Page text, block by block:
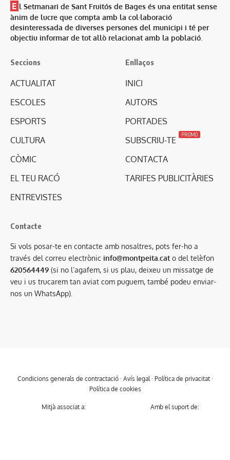
E l Setmanari de Sant Fruitós de Bages és una entitat sense
ànim de lucre que compta amb la col·laboració
desinteressada de diverses persones del municipi i té per
objectiu informar de tot allò relacionat amb la població.
Seccions
ACTUALITAT
ESCOLES
ESPORTS
CULTURA
CÒMIC
EL TEU RACÓ
ENTREVISTES
Enllaços
INICI
AUTORS
PORTADES
SUBSCRIU-TE
PROMO
CONTACTA
TARIFES PUBLICITÀRIES
Contacte
Si vols posar-te en contacte amb nosaltres, pots fer-ho a
través del correu electrònic info@montpeita.cat o del telèfon
620564449 (si no l’agafem, si us plau, deixeu un missatge de
veu i us trucarem tan aviat com puguem, també podeu enviar-
nos un WhatsApp).
Condicions generals de contractació· Avís legal · Política de privacitat·
Política de cookies
Mitjà associat a: Amb el suport de: